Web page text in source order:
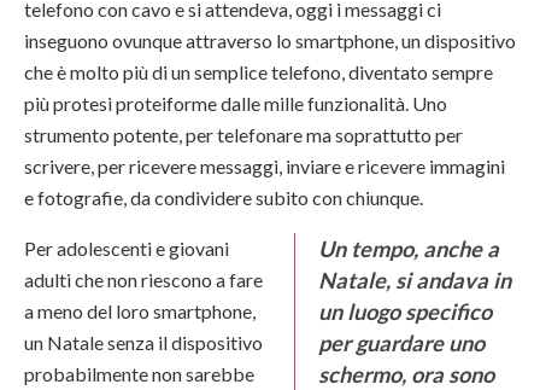
telefono con cavo e si attendeva, oggi i messaggi ci
inseguono ovunque attraverso lo smartphone, un dispositivo
che è molto più di un semplice telefono, diventato sempre
più protesi proteiforme dalle mille funzionalità. Uno
strumento potente, per telefonare ma soprattutto per
scrivere, per ricevere messaggi, inviare e ricevere immagini
e fotografie, da condividere subito con chiunque.
Un tempo, anche a
Natale, si andava in
un luogo specifico
per guardare uno
schermo, ora sono
Per adolescenti e giovani
adulti che non riescono a fare
a meno del loro smartphone,
un Natale senza il dispositivo
probabilmente non sarebbe